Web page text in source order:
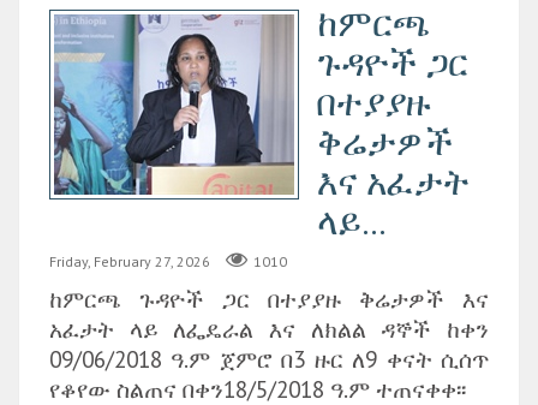
ከምርጫ
ጉዳዮች ጋር
በተያያዙ
ቅሬታዎች
እና አፈታት
ላይ...
Friday, February 27, 2026 1010
ከምርጫ ጉዳዮች ጋር በተያያዙ ቅሬታዎች እና
አፈታት ላይ ለፌዴራል እና ለክልል ዳኞች ከቀን
09/06/2018 ዓ.ም ጀምሮ በ3 ዙር ለ9 ቀናት ሲሰጥ
የቆየው ስልጠና በቀን18/5/2018 ዓ.ም ተጠናቀቀ፡፡